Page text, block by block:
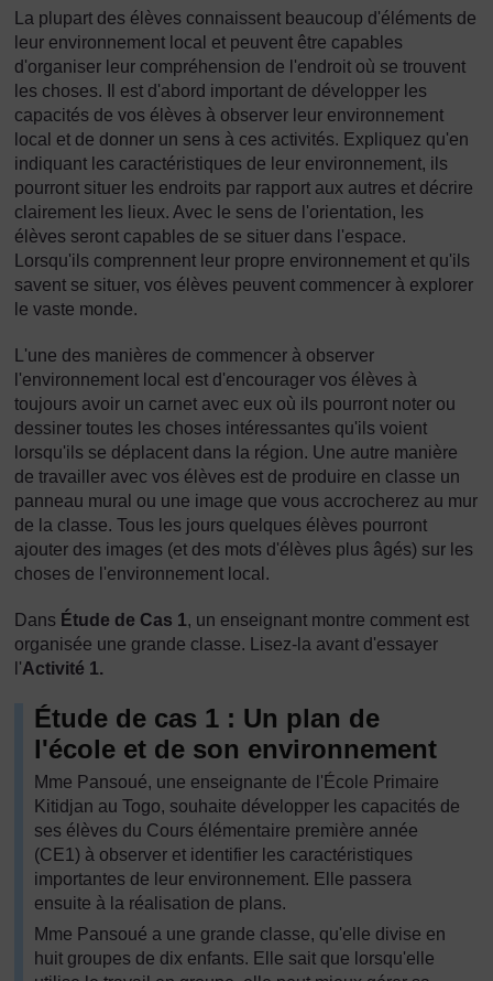
La plupart des élèves connaissent beaucoup d'éléments de
leur environnement local et peuvent être capables
d'organiser leur compréhension de l'endroit où se trouvent
les choses. Il est d'abord important de développer les
capacités de vos élèves à observer leur environnement
local et de donner un sens à ces activités. Expliquez qu'en
indiquant les caractéristiques de leur environnement, ils
pourront situer les endroits par rapport aux autres et décrire
clairement les lieux. Avec le sens de l'orientation, les
élèves seront capables de se situer dans l'espace.
Lorsqu'ils comprennent leur propre environnement et qu'ils
savent se situer, vos élèves peuvent commencer à explorer
le vaste monde.
L'une des manières de commencer à observer
l'environnement local est d'encourager vos élèves à
toujours avoir un carnet avec eux où ils pourront noter ou
dessiner toutes les choses intéressantes qu'ils voient
lorsqu'ils se déplacent dans la région. Une autre manière
de travailler avec vos élèves est de produire en classe un
panneau mural ou une image que vous accrocherez au mur
de la classe. Tous les jours quelques élèves pourront
ajouter des images (et des mots d'élèves plus âgés) sur les
choses de l'environnement local.
Dans Étude de Cas 1, un enseignant montre comment est
organisée une grande classe. Lisez-la avant d'essayer
l'Activité 1.
Étude de cas 1 : Un plan de
l'école et de son environnement
Mme Pansoué, une enseignante de l'École Primaire
Kitidjan au Togo, souhaite développer les capacités de
ses élèves du Cours élémentaire première année
(CE1) à observer et identifier les caractéristiques
importantes de leur environnement. Elle passera
ensuite à la réalisation de plans.
Mme Pansoué a une grande classe, qu'elle divise en
huit groupes de dix enfants. Elle sait que lorsqu'elle